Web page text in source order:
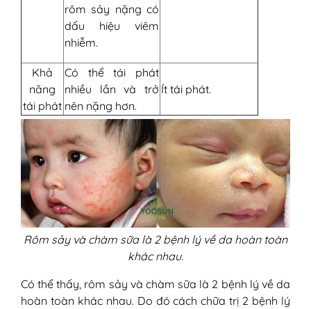
rôm sảy nặng có
dấu hiệu viêm
nhiễm.
Khả
năng
tái phát
Có thể tái phát
nhiều lần và trở
nên nặng hơn.
Ít tái phát.
Rôm sảy và chàm sữa là 2 bệnh lý về da hoàn toàn
khác nhau.
Có thể thấy, rôm sảy và chàm sữa là 2 bệnh lý về da
hoàn toàn khác nhau. Do đó cách chữa trị 2 bệnh lý